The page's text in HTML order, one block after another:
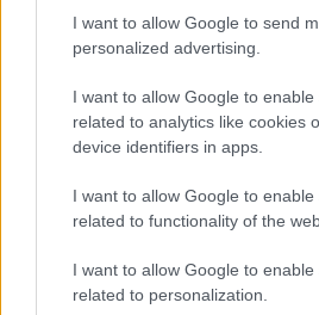
I want to allow Google to send
personalized advertising.
I want to allow Google to enable
related to analytics like cookies
device identifiers in apps.
I want to allow Google to enable
related to functionality of the
I want to allow Google to enable
related to personalization.
Hopp, Tsunoda visszaelőzte Albont,
után Hülkenberget kergeti – aki még
ahogy az első nyolcasból senki.
Perez előnye minimálisan csökken,